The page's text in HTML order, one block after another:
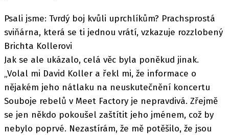
Psali jsme: Tvrdý boj kvůli uprchlíkům? Prachsprostá
sviňárna, která se ti jednou vrátí, vzkazuje rozzlobený
Brichta Kollerovi
Jak se ale ukázalo, celá věc byla poněkud jinak.
„Volal mi David Koller a řekl mi, že informace o
nějakém jeho nátlaku na neuskutečnění koncertu
Souboje rebelů v Meet Factory je nepravdivá. Zřejmě
se jen někdo pokoušel zaštítit jeho jménem, což by
nebylo poprvé. Nezastírám, že mě potěšilo, že jsou